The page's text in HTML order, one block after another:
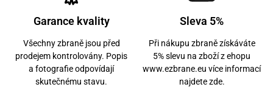
Garance kvality
Všechny zbraně jsou před
prodejem kontrolovány. Popis
a fotografie odpovídají
skutečnému stavu.
Sleva 5%
Při nákupu zbraně získáváte
5% slevu na zboží z ehopu
www.ezbrane.eu více informací
najdete zde.